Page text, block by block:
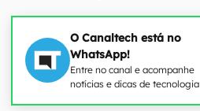
O Canaltech está no
WhatsApp!
Entre no canal e acompanhe
notícias e dicas de tecnologia